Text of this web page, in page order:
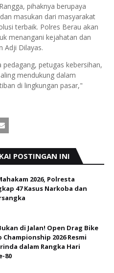
pihaknya berupaya
masukan dari masyarakat
terbaik. Polres Berau akan
menangani kejahatan dan
Adji Dilayas.
petugas kebersihan,
mendukung dalam
di lingkungan pasar,"
POSTINGAN INI
2026, Polresta
47 Kasus Narkoba dan
di Jalan! Open Drag Bike
2026 Resmi
dalam Rangka Hari
80